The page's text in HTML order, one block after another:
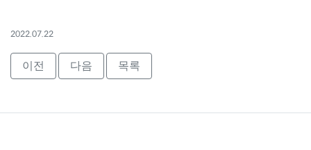
2022.07.22
이전 다음 목록